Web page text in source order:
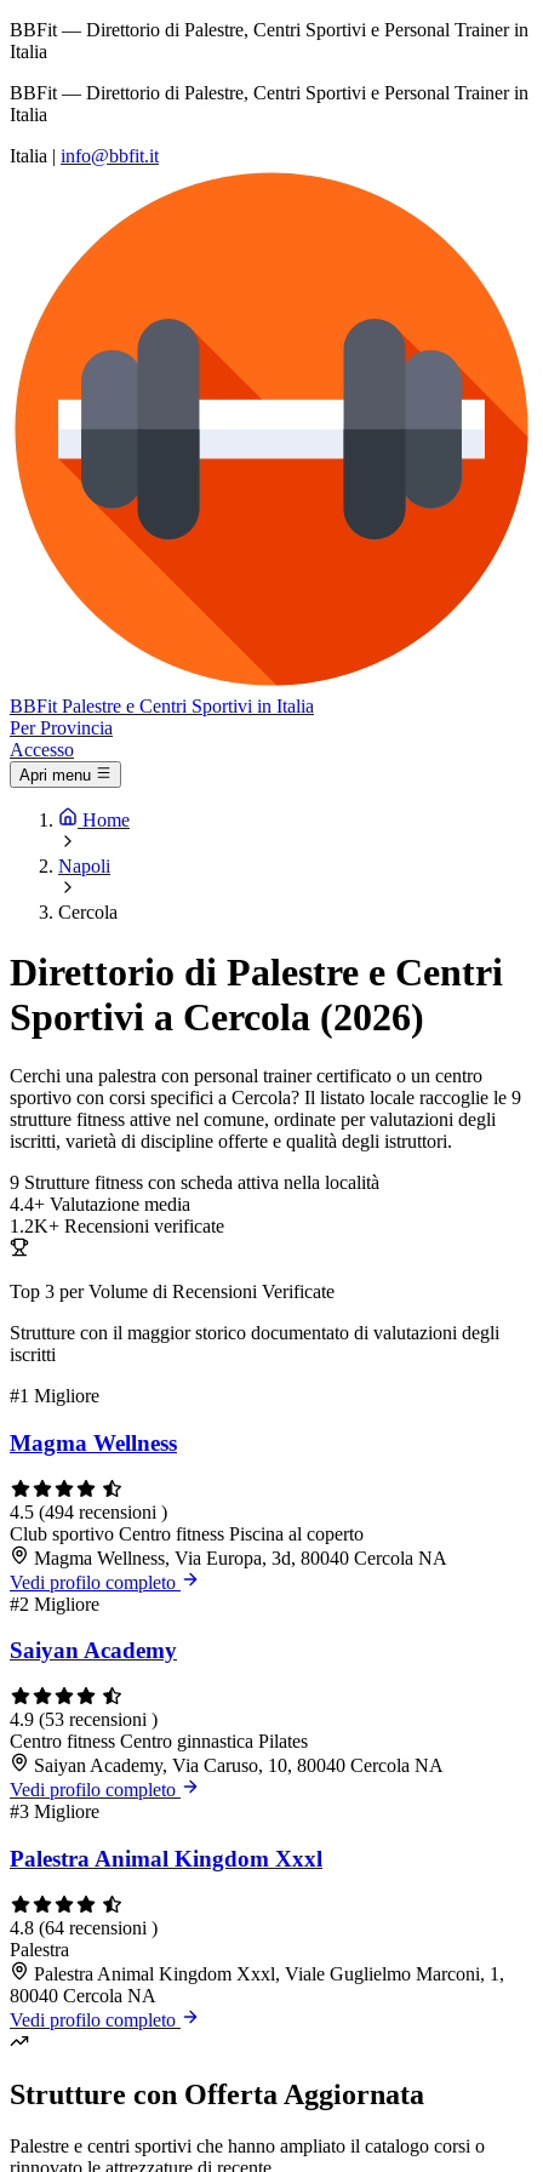
BBFit — Direttorio di Palestre, Centri Sportivi e Personal Trainer in
Italia
BBFit — Direttorio di Palestre, Centri Sportivi e Personal Trainer in
Italia
Italia | info@bbfit.it
BBFit Palestre e Centri Sportivi in Italia
Per Provincia
Accesso
Apri menu
Home
Napoli
Cercola
Direttorio di Palestre e Centri
Sportivi a Cercola (2026)
Cerchi una palestra con personal trainer certificato o un centro
sportivo con corsi specifici a Cercola? Il listato locale raccoglie le 9
strutture fitness attive nel comune, ordinate per valutazioni degli
iscritti, varietà di discipline offerte e qualità degli istruttori.
9 Strutture fitness con scheda attiva nella località
4.4+ Valutazione media
1.2K+ Recensioni verificate
Top 3 per Volume di Recensioni Verificate
Strutture con il maggior storico documentato di valutazioni degli
iscritti
#1 Migliore
Magma Wellness
4.5 (494 recensioni )
Club sportivo Centro fitness Piscina al coperto
Magma Wellness, Via Europa, 3d, 80040 Cercola NA
Vedi profilo completo
#2 Migliore
Saiyan Academy
4.9 (53 recensioni )
Centro fitness Centro ginnastica Pilates
Saiyan Academy, Via Caruso, 10, 80040 Cercola NA
Vedi profilo completo
#3 Migliore
Palestra Animal Kingdom Xxxl
4.8 (64 recensioni )
Palestra
Palestra Animal Kingdom Xxxl, Viale Guglielmo Marconi, 1,
80040 Cercola NA
Vedi profilo completo
Strutture con Offerta Aggiornata
Palestre e centri sportivi che hanno ampliato il catalogo corsi o